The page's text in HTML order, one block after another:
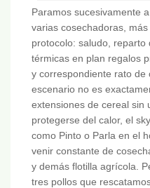
Paramos sucesivamente
varias cosechadoras,
protocolo: saludo,
térmicas en plan regalos
y correspondiente rato de
escenario no es
extensiones de cereal sin
protegerse del calor, el
como Pinto o Parla en el
venir constante de
y demás flotilla agrícola.
tres pollos que